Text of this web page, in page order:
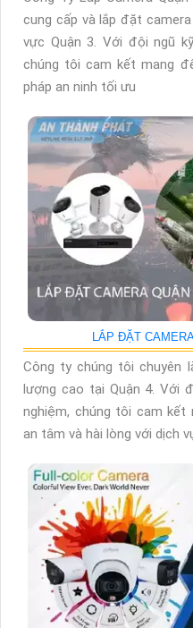
cung cấp và lắp đặt
vực Quận 3. Với đội ngũ
chúng tôi cam kết mang
pháp an ninh tối ưu
LẮP ĐẶT
Công ty chúng tôi chuyên
lượng cao tại Quận 4. Với
nghiệm, chúng tôi cam kết
an tâm và hài lòng với dịch